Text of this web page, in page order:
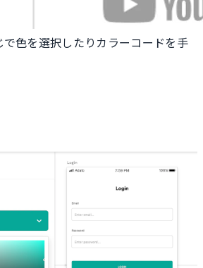
色を選択したりカラーコードを手